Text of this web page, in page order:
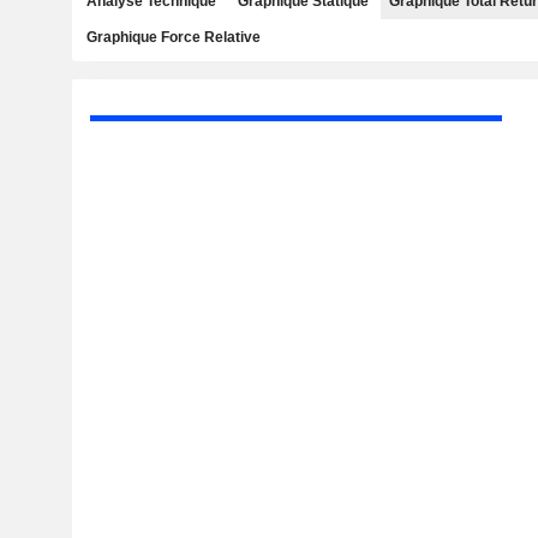
Graphique Force Relative